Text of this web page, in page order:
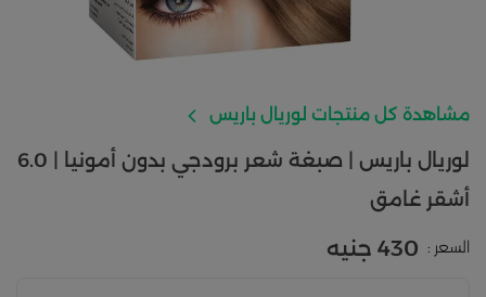
مشاهدة كل منتجات لوريال باريس
لوريال باريس | صبغة شعر برودجي بدون أمونيا | 6.0
أشقر غامق
السعر : 430 جنيه